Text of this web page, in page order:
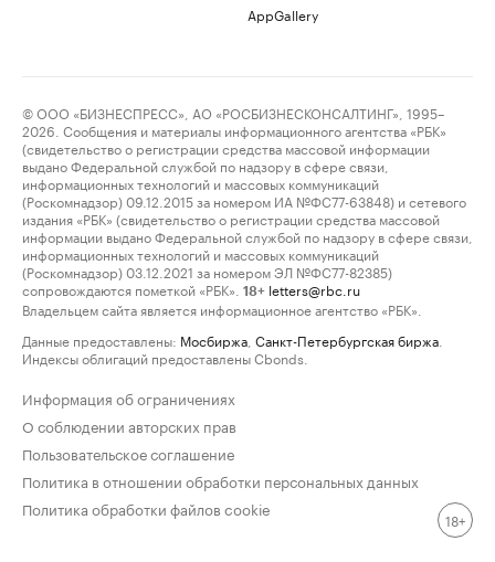
AppGallery
© ООО «БИЗНЕСПРЕСС», АО «РОСБИЗНЕСКОНСАЛТИНГ», 1995–
2026. Сообщения и материалы информационного агентства «РБК»
(свидетельство о регистрации средства массовой информации
выдано Федеральной службой по надзору в сфере связи,
информационных технологий и массовых коммуникаций
(Роскомнадзор) 09.12.2015 за номером ИА №ФС77-63848) и сетевого
издания «РБК» (свидетельство о регистрации средства массовой
информации выдано Федеральной службой по надзору в сфере связи,
информационных технологий и массовых коммуникаций
(Роскомнадзор) 03.12.2021 за номером ЭЛ №ФС77-82385)
сопровождаются пометкой «РБК».
18+ letters@rbc.ru
Владельцем сайта является информационное агентство «РБК».
Данные предоставлены: Мосбиржа Санкт-Петербургская биржа
Индексы облигаций предоставлены Cbonds.
Информация об ограничениях
О соблюдении авторских прав
Пользовательское соглашение
Политика в отношении обработки персональных данных
Политика обработки файлов cookie
18+